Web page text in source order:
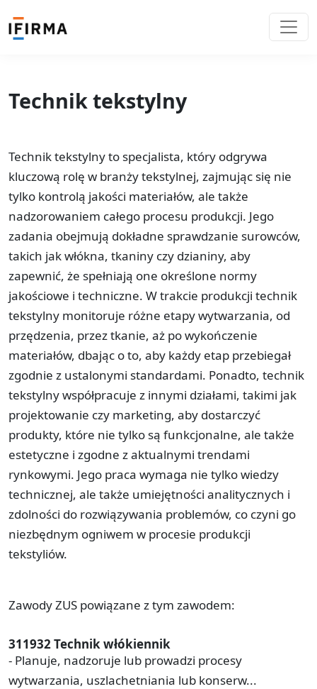
Technik tekstylny
Technik tekstylny to specjalista, który odgrywa
kluczową rolę w branży tekstylnej, zajmując się nie
tylko kontrolą jakości materiałów, ale także
nadzorowaniem całego procesu produkcji. Jego
zadania obejmują dokładne sprawdzanie surowców,
takich jak włókna, tkaniny czy dzianiny, aby
zapewnić, że spełniają one określone normy
jakościowe i techniczne. W trakcie produkcji technik
tekstylny monitoruje różne etapy wytwarzania, od
przędzenia, przez tkanie, aż po wykończenie
materiałów, dbając o to, aby każdy etap przebiegał
zgodnie z ustalonymi standardami. Ponadto, technik
tekstylny współpracuje z innymi działami, takimi jak
projektowanie czy marketing, aby dostarczyć
produkty, które nie tylko są funkcjonalne, ale także
estetyczne i zgodne z aktualnymi trendami
rynkowymi. Jego praca wymaga nie tylko wiedzy
technicznej, ale także umiejętności analitycznych i
zdolności do rozwiązywania problemów, co czyni go
niezbędnym ogniwem w procesie produkcji
tekstyliów.
Zawody ZUS powiązane z tym zawodem:
311932 Technik włókiennik
- Planuje, nadzoruje lub prowadzi procesy
wytwarzania, uszlachetniania lub konserw...